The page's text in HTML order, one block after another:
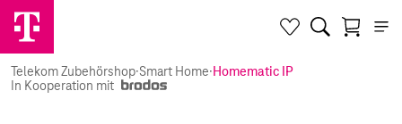
Telekom Zubehörshop·Smart Home·Homematic IP
In Kooperation mit